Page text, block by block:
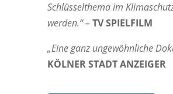
Schlüsselthema im
werden.“ – TV SPIELFILM
„Eine ganz ungewöhnliche
KÖLNER STADT ANZEIGER